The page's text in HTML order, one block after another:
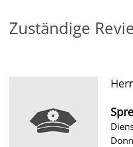
Zuständige